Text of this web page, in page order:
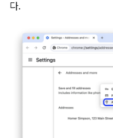
다.